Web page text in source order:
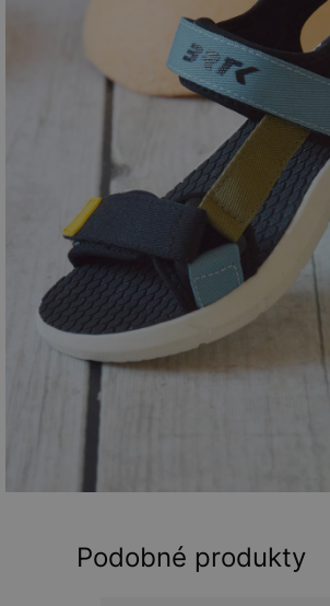
Podobné produkty